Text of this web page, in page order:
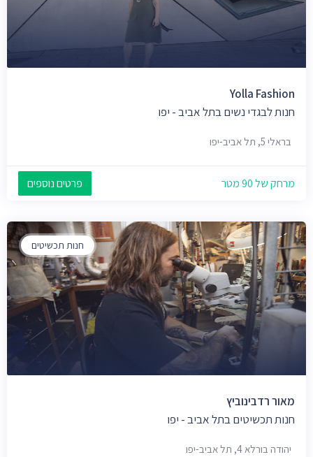
Yolla Fashion
חנות לבגדי נשים בתל אביב - יפו
בראלי 5, תל אביב-יפו
מרחק של 90 מטר פרטים נוספים
חנות תכשיטים
מאור רדבינוביץ
חנות תכשיטים בתל אביב - יפו
יהודה בורלא 4, תל אביב-יפו